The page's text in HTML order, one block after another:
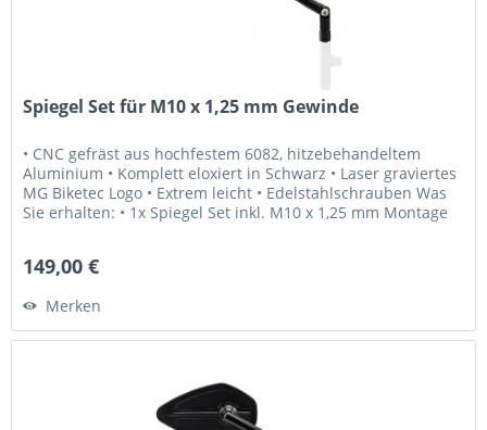
Spiegel Set für M10 x 1,25 mm Gewinde
• CNC gefräst aus hochfestem 6082, hitzebehandeltem
Aluminium • Komplett eloxiert in Schwarz • Laser graviertes
MG Biketec Logo • Extrem leicht • Edelstahlschrauben Was
Sie erhalten: • 1x Spiegel Set inkl. M10 x 1,25 mm Montage
149,00 €
Merken